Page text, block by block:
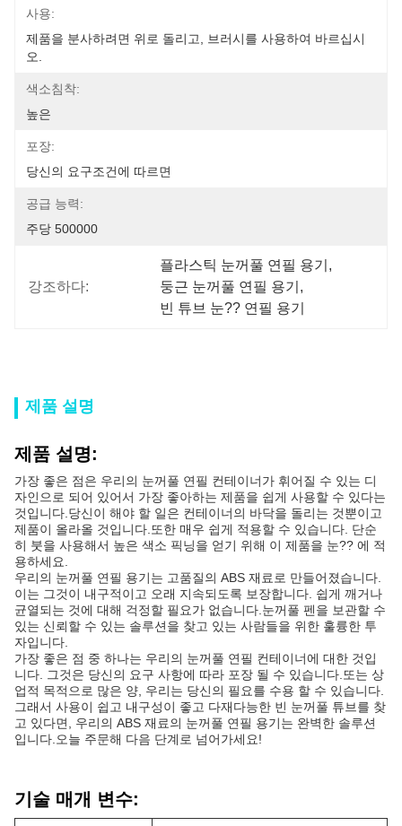
사용:
제품을 분사하려면 위로 돌리고, 브러시를 사용하여 바르십시
오.
색소침착:
높은
포장:
당신의 요구조건에 따르면
공급 능력:
주당 500000
강조하다:
플라스틱 눈꺼풀 연필 용기 ,
둥근 눈꺼풀 연필 용기 ,
빈 튜브 눈?? 연필 용기
제품 설명
제품 설명:
가장 좋은 점은 우리의 눈꺼풀 연필 컨테이너가 휘어질 수 있는 디
자인으로 되어 있어서 가장 좋아하는 제품을 쉽게 사용할 수 있다는
것입니다.당신이 해야 할 일은 컨테이너의 바닥을 돌리는 것뿐이고
제품이 올라올 것입니다.또한 매우 쉽게 적용할 수 있습니다. 단순
히 붓을 사용해서 높은 색소 픽닝을 얻기 위해 이 제품을 눈?? 에 적
용하세요.
우리의 눈꺼풀 연필 용기는 고품질의 ABS 재료로 만들어졌습니다.
이는 그것이 내구적이고 오래 지속되도록 보장합니다. 쉽게 깨거나
균열되는 것에 대해 걱정할 필요가 없습니다.눈꺼풀 펜을 보관할 수
있는 신뢰할 수 있는 솔루션을 찾고 있는 사람들을 위한 훌륭한 투
자입니다.
가장 좋은 점 중 하나는 우리의 눈꺼풀 연필 컨테이너에 대한 것입
니다. 그것은 당신의 요구 사항에 따라 포장 될 수 있습니다.또는 상
업적 목적으로 많은 양, 우리는 당신의 필요를 수용 할 수 있습니다.
그래서 사용이 쉽고 내구성이 좋고 다재다능한 빈 눈꺼풀 튜브를 찾
고 있다면, 우리의 ABS 재료의 눈꺼풀 연필 용기는 완벽한 솔루션
입니다.오늘 주문해 다음 단계로 넘어가세요!
기술 매개 변수: